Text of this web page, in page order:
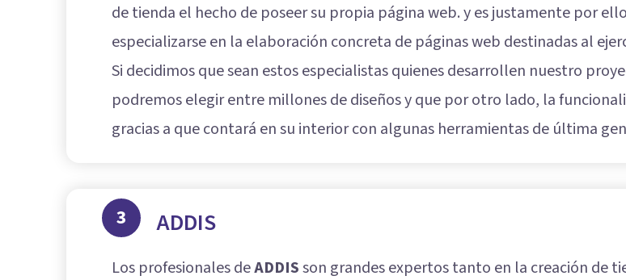
de tienda el hecho de poseer su propia página web. y es justamente por
especializarse en la elaboración concreta de páginas web destinadas al
Si decidimos que sean estos especialistas quienes desarrollen nuestro
podremos elegir entre millones de diseños y que por otro lado, la
gracias a que contará en su interior con algunas herramientas de última
3 ADDIS
Los profesionales deADDISson grandes expertos tanto en la creación de